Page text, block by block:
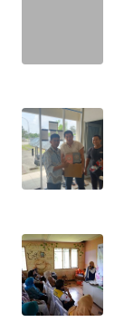
WN
JATIM
WN
BALI
WN
KALBAR
WN